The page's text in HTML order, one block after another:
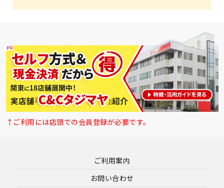
↑ご利用には店頭での会員登録が必要です。
ご利用案内
お問い合わせ